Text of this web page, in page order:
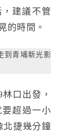
建議不管
的時間。
到青埔新光影
口出發，
超過一小
北捷幾分鐘